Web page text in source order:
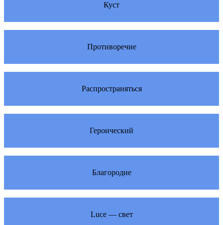
Куст
Противоречие
Распространяться
Героический
Благородие
Luce — свет